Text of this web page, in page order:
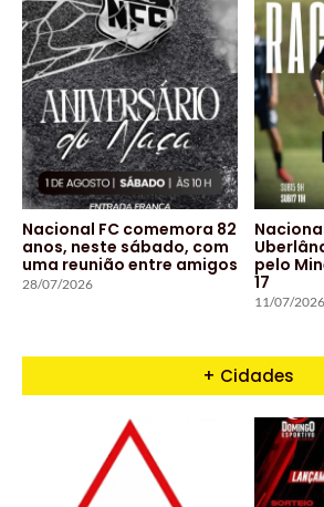
Nacional FC comemora 82
anos, neste sábado, com
uma reunião entre amigos
28/07/2026
pelo
17
11/07/2026
+ Cidades